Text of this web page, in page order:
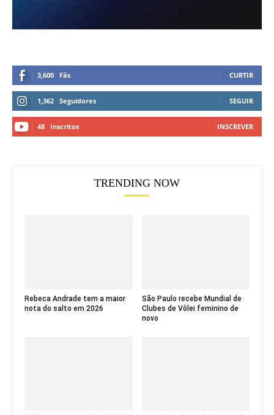
3,600 Fãs CURTIR
1,362 Seguidores SEGUIR
48 Inscritos INSCREVER
TRENDING NOW
Rebeca Andrade tem a maior
nota do salto em 2026
São Paulo recebe Mundial de
Clubes de Vôlei feminino de
novo